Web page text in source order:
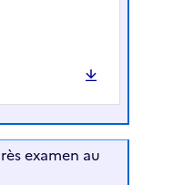
examen au